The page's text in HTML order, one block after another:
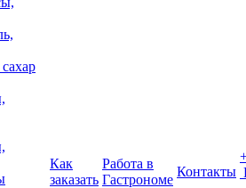
Как
заказать
Работа в
Гастрономе
Контакты